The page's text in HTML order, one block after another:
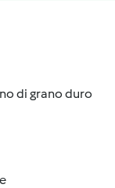
di grano duro